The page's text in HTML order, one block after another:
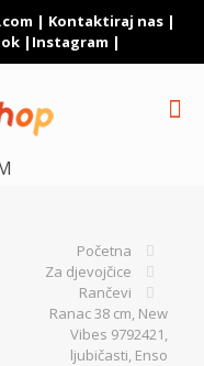
| Kontaktiraj nas |
| Instagram |
Početna
Za djevojčice
Rančevi
Ranac 38 cm, New
Vibes 9792421,
ljubičasti, Enso